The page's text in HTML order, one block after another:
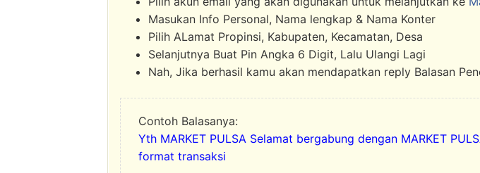
Masukan Info Personal, Nama lengkap & Nama Konter
Pilih ALamat Propinsi, Kabupaten, Kecamatan, Desa
Selanjutnya Buat Pin Angka 6 Digit, Lalu Ulangi Lagi
Nah, Jika berhasil kamu akan mendapatkan reply Balasan
Contoh Balasanya:
Yth MARKET PULSA Selamat bergabung dengan MARKET
format transaksi